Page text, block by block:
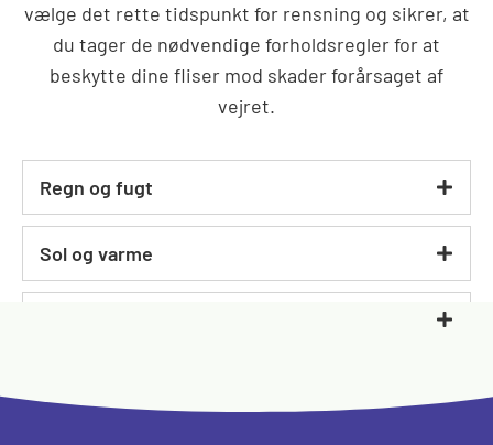
vælge det rette tidspunkt for rensning og sikrer, at
du tager de nødvendige forholdsregler for at
beskytte dine fliser mod skader forårsaget af
vejret.
Regn og fugt
Sol og varme